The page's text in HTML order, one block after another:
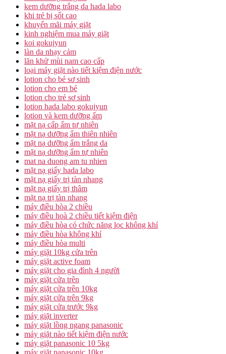
kem dưỡng trắng da hada labo
khi trẻ bị sốt cao
khuyến mãi máy giặt
kinh nghiệm mua máy giặt
koi gokujyun
làn da nhạy cảm
lăn khử mùi nam cao cấp
loại máy giặt nào tiết kiệm điện nước
lotion cho bé sơ sinh
lotion cho em bé
lotion cho trẻ sơ sinh
lotion hada labo gokujyun
lotion và kem dưỡng ẩm
mặt nạ cấp ẩm tự nhiên
mặt nạ dưỡng ẩm thiên nhiên
mặt nạ dưỡng ẩm trắng da
mặt nạ dưỡng ẩm tự nhiên
mat na duong am tu nhien
mặt nạ giấy hada labo
mặt nạ giấy trị tàn nhang
mặt nạ giấy trị thâm
mặt nạ trị tàn nhang
máy điều hòa 2 chiều
máy điều hoà 2 chiều tiết kiệm điện
máy điều hòa có chức năng lọc không khí
máy điều hòa không khí
máy điều hòa multi
máy giặt 10kg cửa trên
máy giặt active foam
máy giặt cho gia đình 4 người
máy giặt cửa trên
máy giặt cửa trên 10kg
máy giặt cửa trên 9kg
máy giặt cửa trước 9kg
máy giặt inverter
máy giặt lồng ngang panasonic
máy giặt nào tiết kiệm điện nước
máy giặt panasonic 10 5kg
máy giặt panasonic 10kg